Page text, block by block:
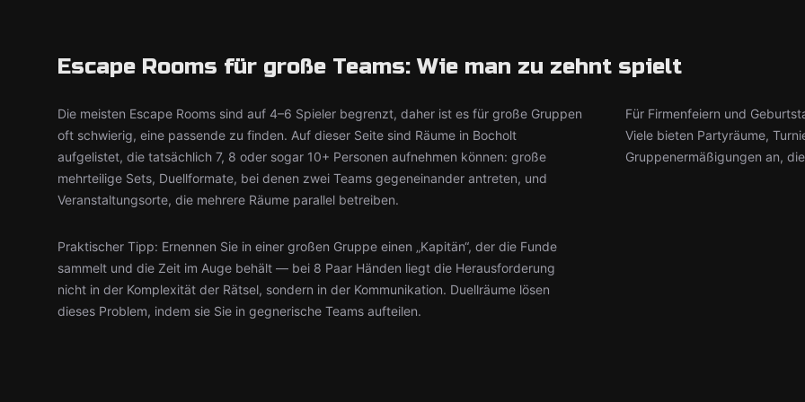
Escape Rooms für große Teams: Wie man zu zehnt spielt
Die meisten Escape Rooms sind auf 4–6 Spieler begrenzt, daher ist es für große Gruppen
oft schwierig, eine passende zu finden. Auf dieser Seite sind Räume in Bocholt
aufgelistet, die tatsächlich 7, 8 oder sogar 10+ Personen aufnehmen können: große
mehrteilige Sets, Duellformate, bei denen zwei Teams gegeneinander antreten, und
Veranstaltungsorte, die mehrere Räume parallel betreiben.
Für Firmenfeiern und
Viele bieten Partyräume,
Gruppenermäßigungen an,
Praktischer Tipp: Ernennen Sie in einer großen Gruppe einen „Kapitän“, der die Funde
sammelt und die Zeit im Auge behält — bei 8 Paar Händen liegt die Herausforderung
nicht in der Komplexität der Rätsel, sondern in der Kommunikation. Duellräume lösen
dieses Problem, indem sie Sie in gegnerische Teams aufteilen.